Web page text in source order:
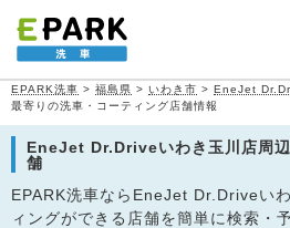
EPARK洗車 > 福島県 > いわき市 > EneJet
最寄りの洗車・コーティング店舗情報
EneJet Dr.Driveいわき玉川店周
舗
EPARK洗車ならEneJet Dr.Driveい
ィングができる店舗を簡単に検索・